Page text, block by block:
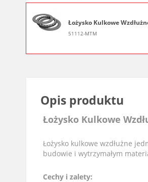
Łożysko Kulkowe
51112-MTM
Opis produktu
Łożysko Kulkowe
Łożysko kulkowe wzdłużne
budowie i wytrzymałym
Cechy i zalety: